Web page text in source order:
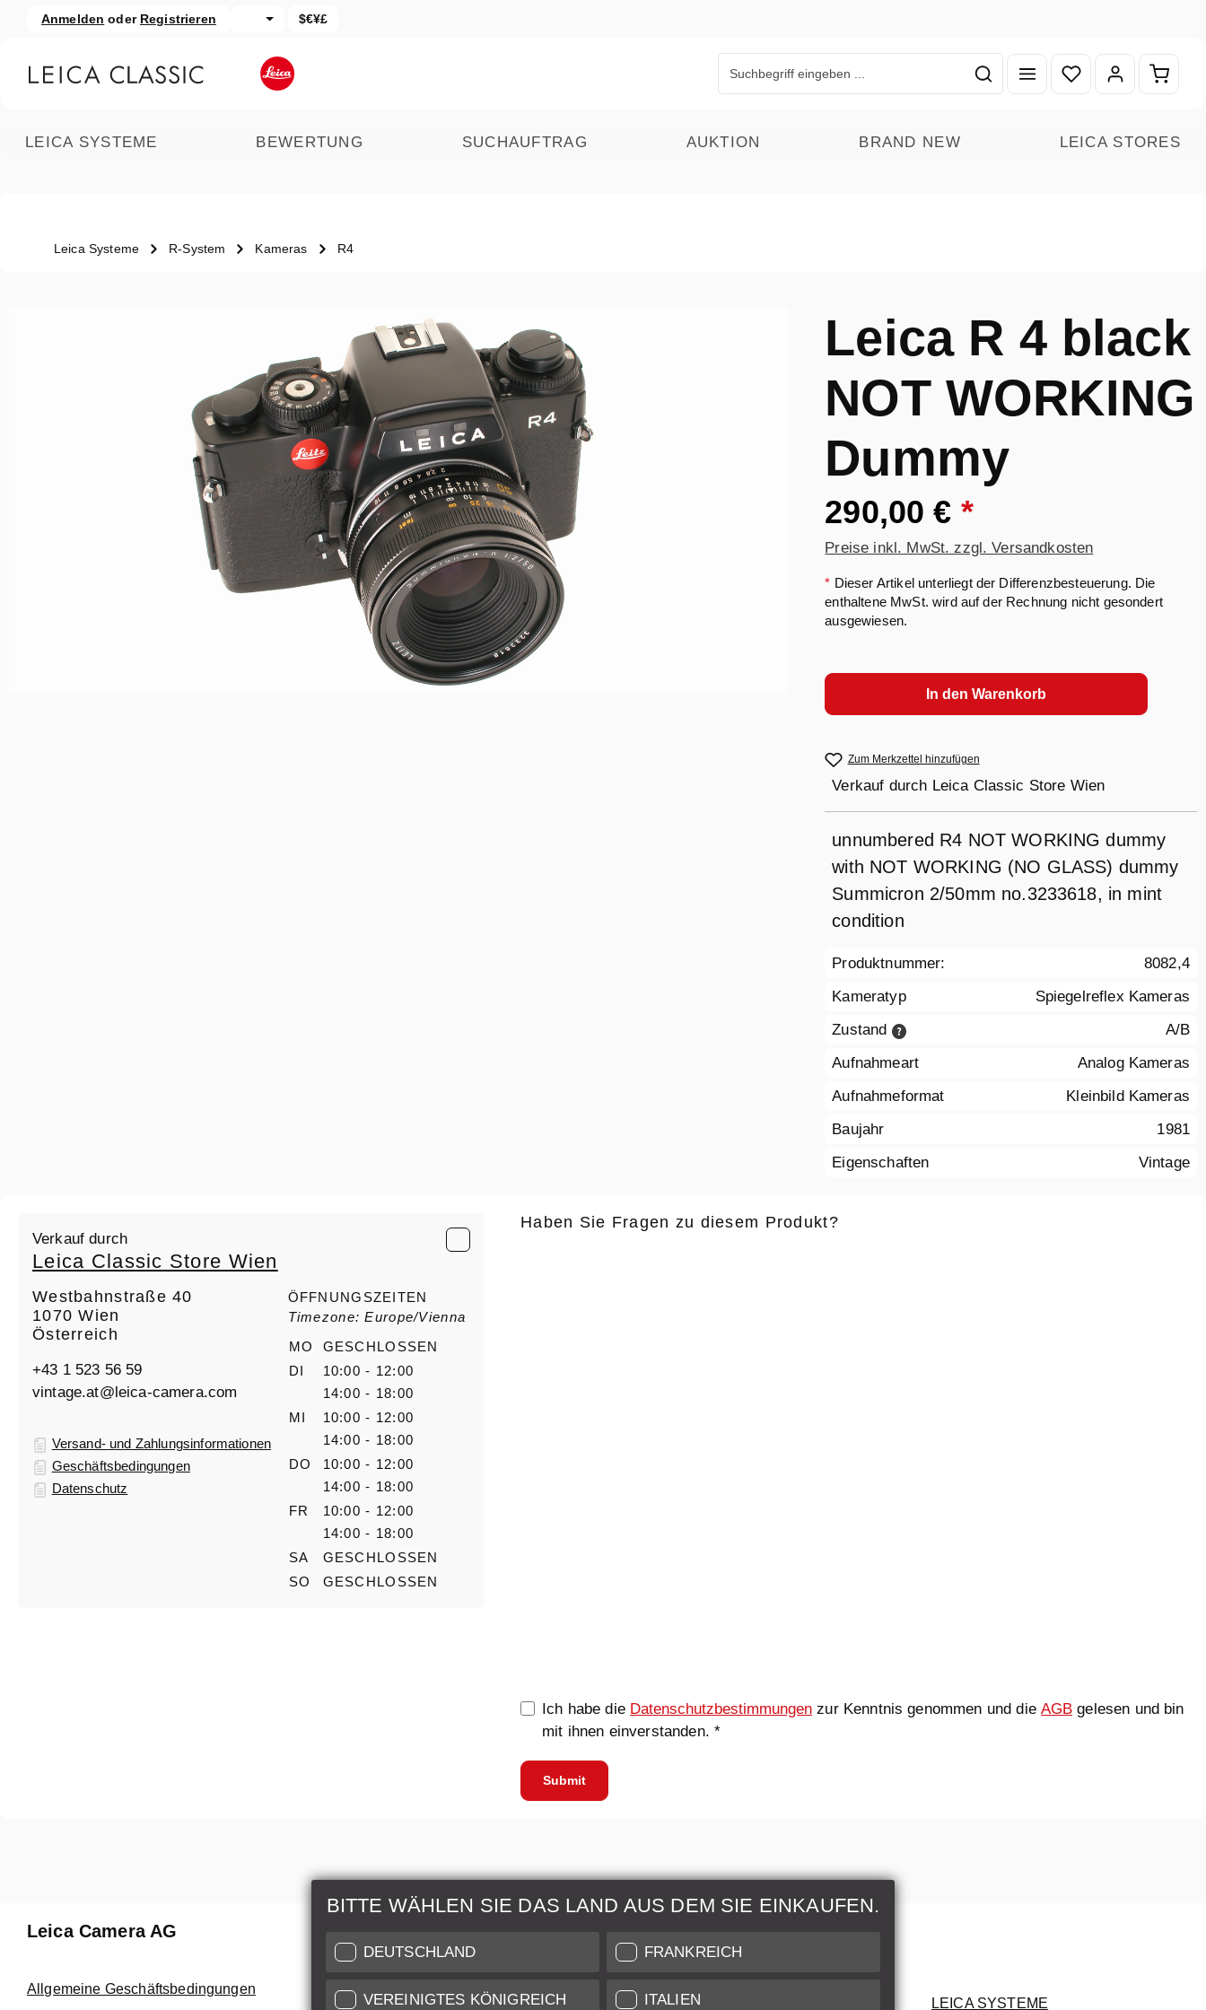
Hauptinhalt springen
Zur Suche springen
Anmelden oder Registrieren $€¥£
Du hast 0 Produkte
LEICA SYSTEME BEWERTUNG SUCHAUFTRAG AUKTION BRAND NEW LEICA STORES
Leica Systeme R-System Kameras R4
Leica R 4 black
NOT WORKING
Dummy
290,00 € *
Preise inkl. MwSt. zzgl. Versandkosten
* Dieser Artikel unterliegt der Differenzbesteuerung. Die
enthaltene MwSt. wird auf der Rechnung nicht gesondert
ausgewiesen.
In den Warenkorb
Zum Merkzettel hinzufügen
Verkauf durch Leica Classic Store Wien
unnumbered R4 NOT WORKING dummy
with NOT WORKING (NO GLASS) dummy
Summicron 2/50mm no.3233618, in mint
condition
Produktnummer:
8082,4
Kameratyp
Spiegelreflex Kameras
Zustand
A/B
Aufnahmeart
Analog Kameras
Aufnahmeformat
Kleinbild Kameras
Baujahr
1981
Eigenschaften
Vintage
Verkauf durch
Leica Classic Store Wien
Westbahnstraße 40
1070 Wien
Österreich
+43 1 523 56 59
vintage.at@leica-camera.com
Versand- und Zahlungsinformationen
Geschäftsbedingungen
Datenschutz
ÖFFNUNGSZEITEN
Timezone: Europe/Vienna
MO
GESCHLOSSEN
DI
10:00 - 12:00
14:00 - 18:00
MI
10:00 - 12:00
14:00 - 18:00
DO
10:00 - 12:00
14:00 - 18:00
FR
10:00 - 12:00
14:00 - 18:00
SA
GESCHLOSSEN
SO
GESCHLOSSEN
Haben Sie Fragen zu diesem Produkt?
Ich habe die Datenschutzbestimmungen zur Kenntnis genommen und dieAGB gelesen und bin
mit ihnen einverstanden. *
Submit
BITTE WÄHLEN SIE DAS LAND AUS DEM SIE EINKAUFEN.
DEUTSCHLAND FRANKREICH
VEREINIGTES KÖNIGREICH ITALIEN
Leica Camera AG
Allgemeine Geschäftsbedingungen
Reparatur & Wartung
Nutzen Sie auch unseren Leica
Customer Care für Services auf
Weitere Informationen
Zustandsbeschreibung unserer Artikel
LEICA SYSTEME